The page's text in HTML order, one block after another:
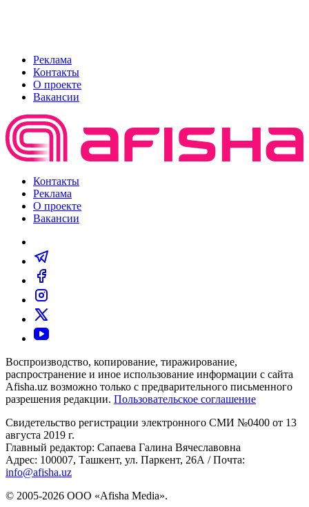
Реклама
Контакты
О проекте
Вакансии
Контакты
Реклама
О проекте
Вакансии
Воспроизводство, копирование, тиражирование,
распространение и иное использование информации с сайта
Afisha.uz возможно только с предварительного письменного
разрешения редакции. Пользовательское соглашение
Свидетельство регистрации электронного СМИ №0400 от 13
августа 2019 г.
Главный редактор: Сапаева Галина Вячеславовна
Адрес: 100007, Ташкент, ул. Паркент, 26А / Почта:
info@afisha.uz
© 2005-2026 ООО «Afisha Media».